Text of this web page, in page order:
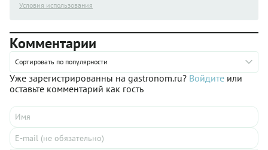
Условия использования
Комментарии
Сортировать по популярности
Уже зарегистрированны на gastronom.ru? Войдите или
оставьте комментарий как гость